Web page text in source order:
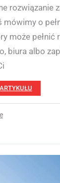
rozwiązanie
mówimy o
może pełnić
biura albo